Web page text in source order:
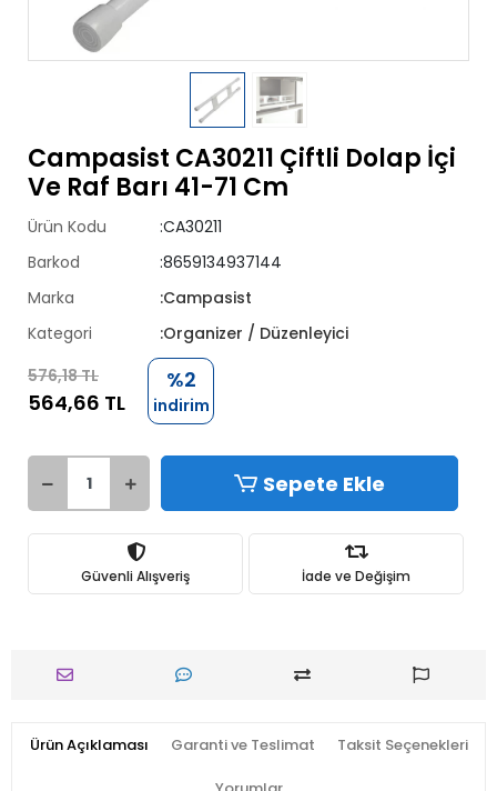
Campasist CA30211 Çiftli Dolap İçi
Ve Raf Barı 41-71 Cm
Ürün Kodu
:CA30211
Barkod
:8659134937144
Marka
:Campasist
Kategori
:Organizer / Düzenleyici
576,18 TL
564,66 TL
%2
indirim
Sepete Ekle
Güvenli Alışveriş İade ve Değişim
Ürün Açıklaması Garanti ve Teslimat Taksit Seçenekleri